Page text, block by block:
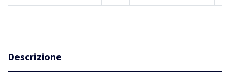
Descrizione